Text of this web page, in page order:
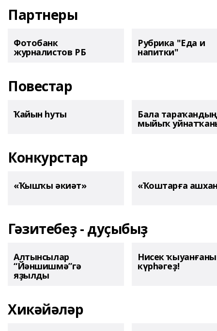
Партнеры
Фотобанк
журналистов РБ
Рубрика "Еда и
напитки"
Повестар
Ҡайын һуты Бала тараҡандың
мыйыҡ
Конкурстар
«Ҡышҡы әкиәт» «Ҡоштарға
Гәзитебеҙ - дуҫыбыҙ
Алтынсылар
“Йәншишмә”гә
яҙылды
Нисек
күрһәгеҙ!
Хикәйәләр